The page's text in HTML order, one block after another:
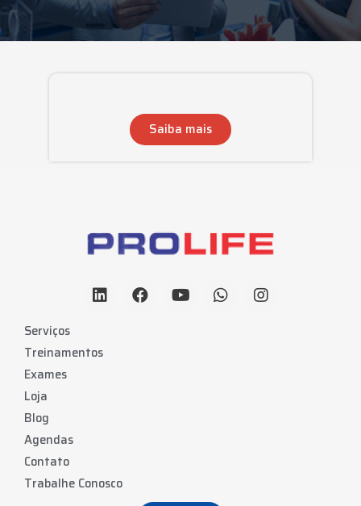
Saiba mais
Serviços
Treinamentos
Exames
Loja
Blog
Agendas
Contato
Trabalhe Conosco